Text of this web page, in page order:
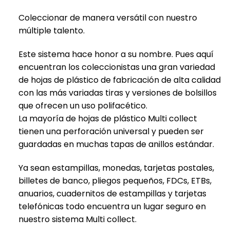
Coleccionar de manera versátil con nuestro
múltiple talento.
Este sistema hace honor a su nombre. Pues aquí
encuentran los coleccionistas una gran variedad
de hojas de plástico de fabricación de alta calidad
con las más variadas tiras y versiones de bolsillos
que ofrecen un uso polifacético.
La mayoría de hojas de plástico Multi collect
tienen una perforación universal y pueden ser
guardadas en muchas tapas de anillos estándar.
Ya sean estampillas, monedas, tarjetas postales,
billetes de banco, pliegos pequeños, FDCs, ETBs,
anuarios, cuadernitos de estampillas y tarjetas
telefónicas todo encuentra un lugar seguro en
nuestro sistema Multi collect.